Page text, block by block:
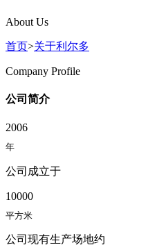
About Us
首页>关于利尔多
Company Profile
公司简介
2006
年
公司成立于​
10000
平方米
公司现有生产场地约​